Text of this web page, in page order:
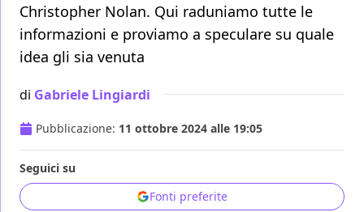
Christopher Nolan. Qui raduniamo tutte le
informazioni e proviamo a speculare su quale
idea gli sia venuta
di Gabriele Lingiardi
Pubblicazione: 11 ottobre 2024 alle 19:05
Seguici su
Fonti preferite